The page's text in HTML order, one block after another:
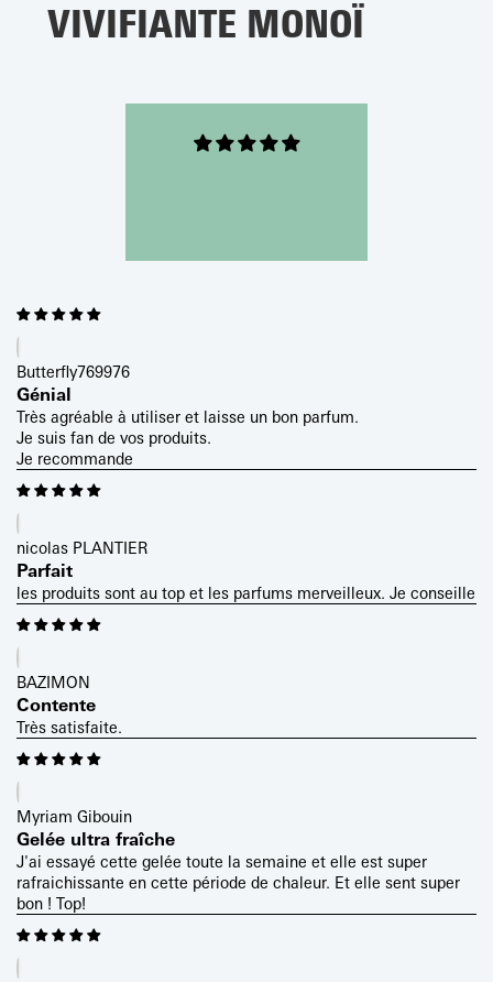
VIVIFIANTE MONOÏ
Butterfly769976
Génial
Très agréable à utiliser et laisse un bon parfum.
Je suis fan de vos produits.
Je recommande
nicolas PLANTIER
Parfait
les produits sont au top et les parfums merveilleux. Je conseille
BAZIMON
Contente
Très satisfaite.
Myriam Gibouin
Gelée ultra fraîche
J'ai essayé cette gelée toute la semaine et elle est super
rafraichissante en cette période de chaleur. Et elle sent super
bon ! Top!